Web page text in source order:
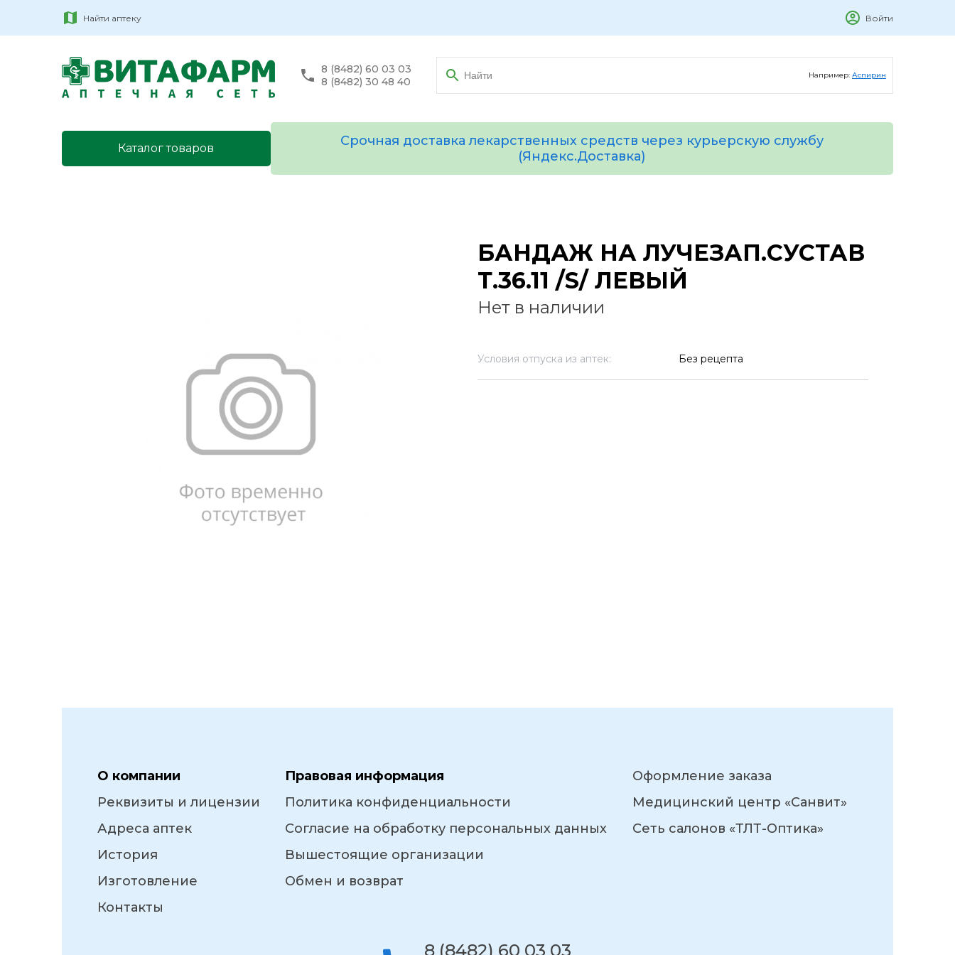
Найти аптеку Войти
8 (8482) 60 03 03
8 (8482) 30 48 40
Например: Аспирин
Каталог товаров
Срочная доставка лекарственных средств через курьерскую службу
(Яндекс.Доставка)
БАНДАЖ НА ЛУЧЕЗАП.СУСТАВ
Т.36.11 /S/ ЛЕВЫЙ
Нет в наличии
Условия отпуска из аптек: Без рецепта
О компании
Реквизиты и лицензии
Адреса аптек
История
Изготовление
Контакты
Правовая информация
Политика конфиденциальности
Согласие на обработку персональных данных
Вышестоящие организации
Обмен и возврат
Оформление заказа
Медицинский центр «Санвит»
Сеть салонов «ТЛТ-Оптика»
8 (8482) 60 03 03